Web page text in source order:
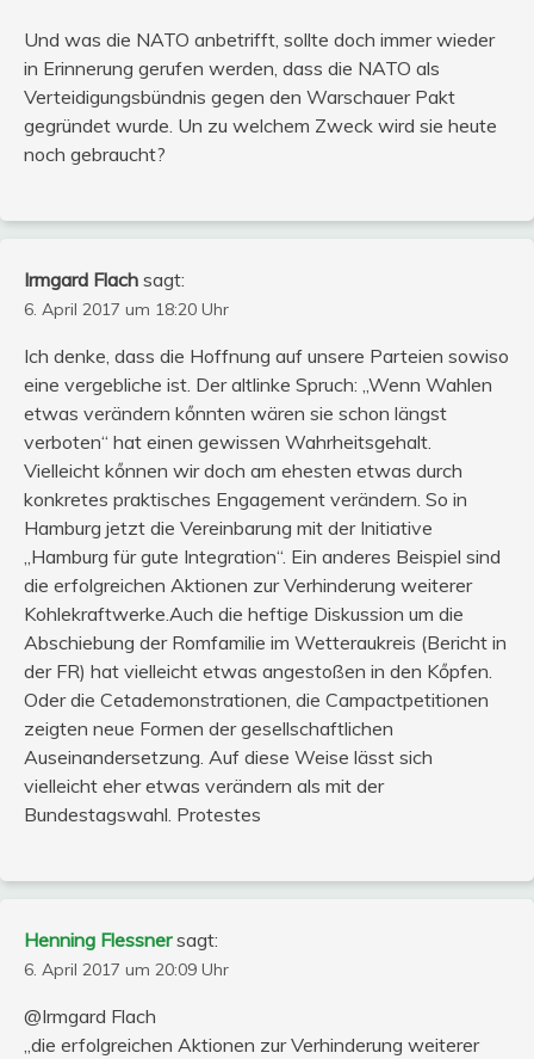
Und was die NATO anbetrifft, sollte doch immer wieder
in Erinnerung gerufen werden, dass die NATO als
Verteidigungsbündnis gegen den Warschauer Pakt
gegründet wurde. Un zu welchem Zweck wird sie heute
noch gebraucht?
Irmgard Flach sagt:
6. April 2017 um 18:20 Uhr
Ich denke, dass die Hoffnung auf unsere Parteien sowiso
eine vergebliche ist. Der altlinke Spruch: „Wenn Wahlen
etwas verändern kőnnten wären sie schon längst
verboten“ hat einen gewissen Wahrheitsgehalt.
Vielleicht kőnnen wir doch am ehesten etwas durch
konkretes praktisches Engagement verändern. So in
Hamburg jetzt die Vereinbarung mit der Initiative
„Hamburg für gute Integration“. Ein anderes Beispiel sind
die erfolgreichen Aktionen zur Verhinderung weiterer
Kohlekraftwerke.Auch die heftige Diskussion um die
Abschiebung der Romfamilie im Wetteraukreis (Bericht in
der FR) hat vielleicht etwas angestoßen in den Kőpfen.
Oder die Cetademonstrationen, die Campactpetitionen
zeigten neue Formen der gesellschaftlichen
Auseinandersetzung. Auf diese Weise lässt sich
vielleicht eher etwas verändern als mit der
Bundestagswahl. Protestes
Henning Flessner sagt:
6. April 2017 um 20:09 Uhr
@Irmgard Flach
„die erfolgreichen Aktionen zur Verhinderung weiterer